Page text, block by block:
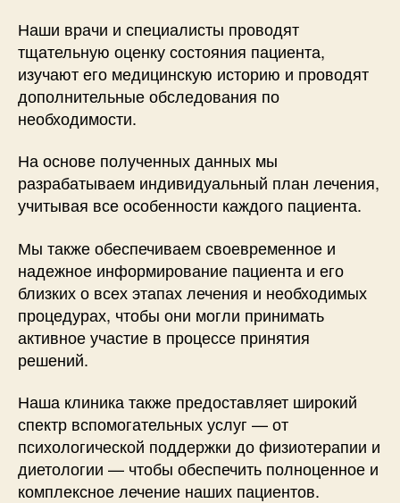
Наши врачи и специалисты проводят
тщательную оценку состояния пациента,
изучают его медицинскую историю и проводят
дополнительные обследования по
необходимости.
На основе полученных данных мы
разрабатываем индивидуальный план лечения,
учитывая все особенности каждого пациента.
Мы также обеспечиваем своевременное и
надежное информирование пациента и его
близких о всех этапах лечения и необходимых
процедурах, чтобы они могли принимать
активное участие в процессе принятия
решений.
Наша клиника также предоставляет широкий
спектр вспомогательных услуг — от
психологической поддержки до физиотерапии и
диетологии — чтобы обеспечить полноценное и
комплексное лечение наших пациентов.